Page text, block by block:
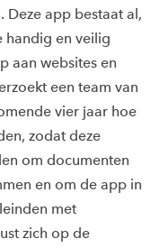
Deze app bestaat al,
handig en veilig
aan websites en
een team van
vier jaar hoe
zodat deze
om documenten
en om de app in
met
zich op de